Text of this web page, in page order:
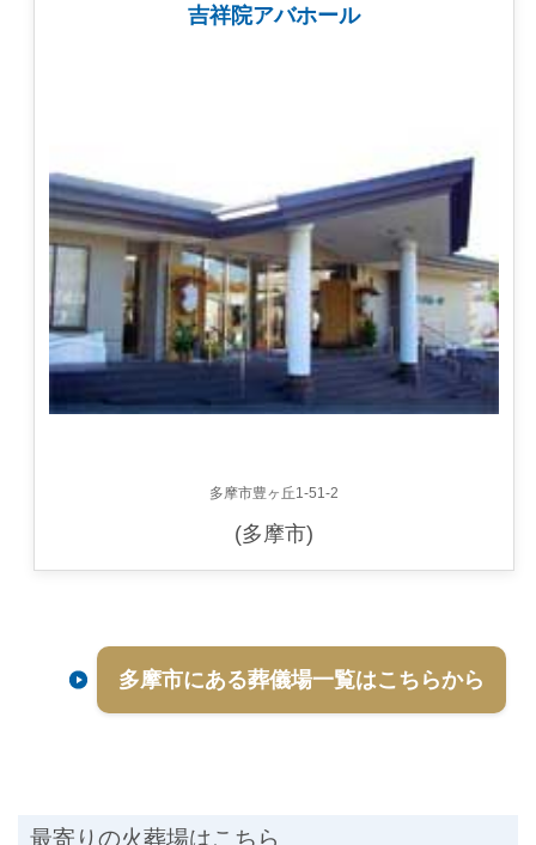
吉祥院アバホール
多摩市豊ヶ丘1-51-2
(多摩市)
多摩市にある葬儀場一覧はこちらから
最寄りの火葬場はこちら